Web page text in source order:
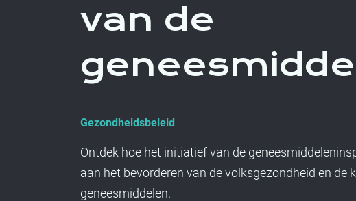
van de
Gezondheidsbeleid
Ontdek hoe het initiatief van de
aan het bevorderen van de volksgezondheid en de
geneesmiddelen.